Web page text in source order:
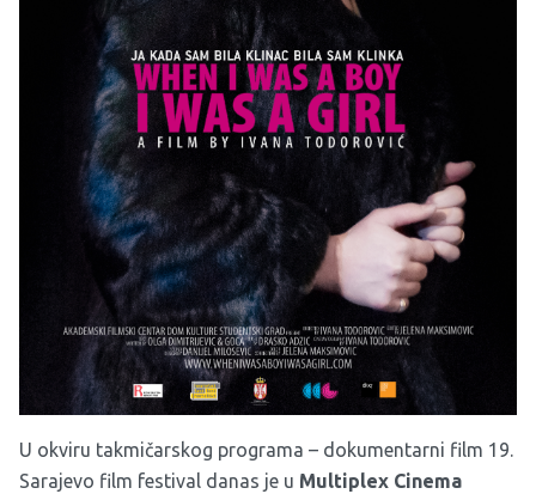
U okviru takmičarskog programa – dokumentarni film 19.
Sarajevo film festival danas je u Multiplex Cinema